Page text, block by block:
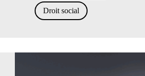
Droit social